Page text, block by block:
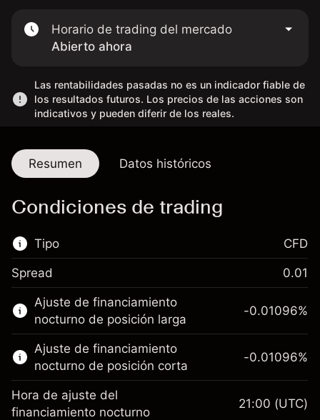
Horario de trading del mercado
Abierto ahora
Las rentabilidades pasadas no es un indicador fiable de
los resultados futuros. Los precios de las acciones son
indicativos y pueden diferir de los reales.
Resumen Datos históricos
Condiciones de trading
Tipo
Este mercado financiero está disponible para
hacer trading con CFD.
Obtén más información sobre:
CFD
CFD
Spread 0.01
Ajuste de financiamiento
nocturno de posición larga
-0.01096%
Ajuste de financiamiento
nocturno de posición corta
-0.01096%
Hora de ajuste del
financiamiento nocturno
21:00 (UTC)